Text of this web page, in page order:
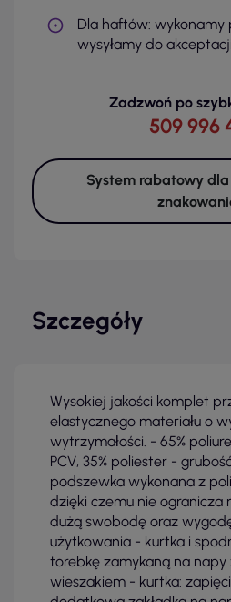
Dla haftów: wykonamy
wysyłamy do
Zadzwoń po
509 996
System rabatowy
Szczegóły
Wysokiej jakości komplet
elastycznego materiału o
wytrzymałości. - 65%
PCV, 35% poliester -
podszewka wykonana z
dzięki czemu nie ogranicza
dużą swobodę oraz
użytkowania - kurtka i
torebkę zamykaną na
wieszakiem - kurtka: